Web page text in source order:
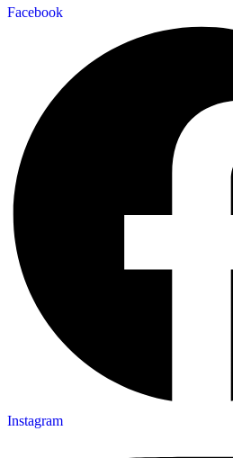
Facebook
Instagram